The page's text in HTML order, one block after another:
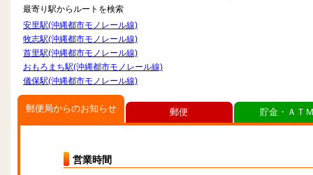
最寄り駅からルートを検索
安里駅(沖縄都市モノレール線)
牧志駅(沖縄都市モノレール線)
首里駅(沖縄都市モノレール線)
おもろまち駅(沖縄都市モノレール線)
儀保駅(沖縄都市モノレール線)
郵便局からのお知らせ
営業時間
郵便 貯金・ＡＴ